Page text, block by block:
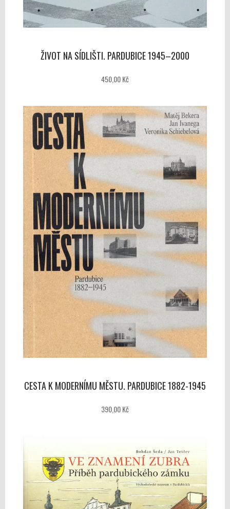
ŽIVOT NA SÍDLIŠTI. PARDUBICE 1945–2000
450,00 Kč
CESTA K MODERNÍMU MĚSTU. PARDUBICE 1882-1945
390,00 Kč